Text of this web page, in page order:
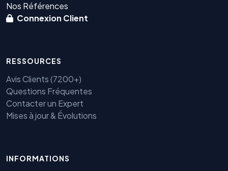
Nos Références
Connexion Client
RESSOURCES
Avis Clients (7200+)
Questions Fréquentes
Contacter un Expert
Mises à jour & Évolutions
INFORMATIONS